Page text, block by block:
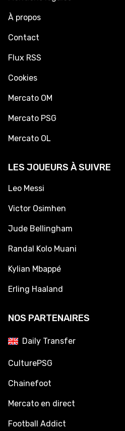
À propos
Contact
Flux RSS
Cookies
Mercato OM
Mercato PSG
Mercato OL
LES JOUEURS À SUIVRE
Leo Messi
Victor Osimhen
Jude Bellingham
Randal Kolo Muani
Kylian Mbappé
Erling Haaland
NOS PARTENAIRES
Daily Transfer
CulturePSG
Chainefoot
Mercato en direct
Football Addict